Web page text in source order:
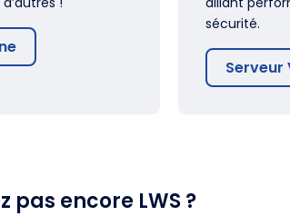
sécurité.
Serveur
pas encore LWS ?